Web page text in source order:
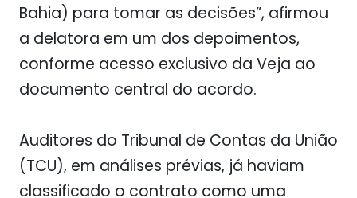
Bahia) para tomar as decisões”, afirmou
a delatora em um dos depoimentos,
conforme acesso exclusivo da Veja ao
documento central do acordo.
Auditores do Tribunal de Contas da União
(TCU), em análises prévias, já haviam
classificado o contrato como uma